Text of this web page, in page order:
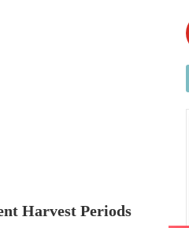
Harvest Periods